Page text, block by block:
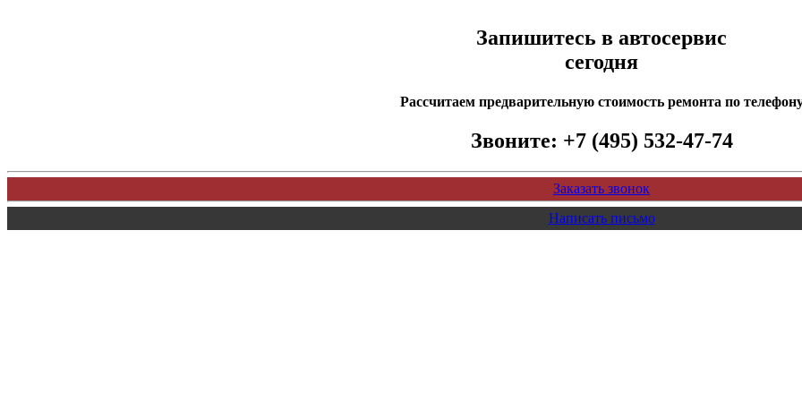
Запишитесь в автосервис
сегодня
Рассчитаем предварительную стоимость ремонта по
Звоните: +7 (495) 532-47-74
Заказать звонок
Написать письмо